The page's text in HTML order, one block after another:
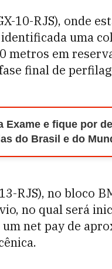
10-RJS), onde
uma
metros em
final de
Exame e fique por
do Brasil e do
RJS), no bloco
no qual será
net pay de